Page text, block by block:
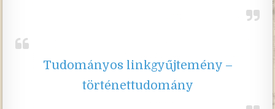
Tudományos linkgyűjtemény –
történettudomány